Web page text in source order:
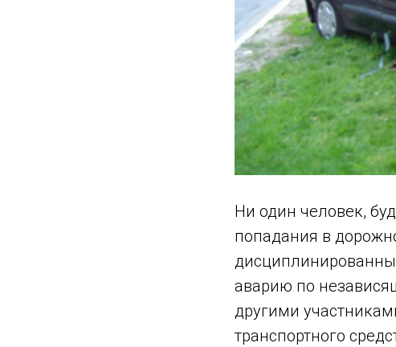
Ни один человек,
попадания в
аварию по
другими
транспортного